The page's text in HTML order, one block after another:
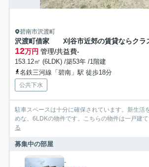
碧南市沢渡町
12万円 管理/共益費-
153.12㎡ (6LDK) /築53年 /1階建
名鉄三河線「碧南」駅 徒歩18分
公共下水
駐車スペースは十分に確保されています。新生活
めな、6LDKの物件です。こちらの物件は一戸建
る
募集中の部屋
-